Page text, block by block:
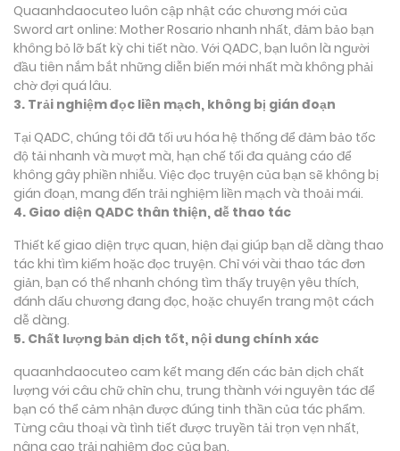
Quaanhdaocuteo luôn cập nhật các chương mới của
Sword art online: Mother Rosario nhanh nhất, đảm bảo bạn
không bỏ lỡ bất kỳ chi tiết nào. Với QADC, bạn luôn là người
đầu tiên nắm bắt những diễn biến mới nhất mà không phải
chờ đợi quá lâu.
3. Trải nghiệm đọc liền mạch, không bị gián đoạn
Tại QADC, chúng tôi đã tối ưu hóa hệ thống để đảm bảo tốc
độ tải nhanh và mượt mà, hạn chế tối đa quảng cáo để
không gây phiền nhiễu. Việc đọc truyện của bạn sẽ không bị
gián đoạn, mang đến trải nghiệm liền mạch và thoải mái.
4. Giao diện QADC thân thiện, dễ thao tác
Thiết kế giao diện trực quan, hiện đại giúp bạn dễ dàng thao
tác khi tìm kiếm hoặc đọc truyện. Chỉ với vài thao tác đơn
giản, bạn có thể nhanh chóng tìm thấy truyện yêu thích,
đánh dấu chương đang đọc, hoặc chuyển trang một cách
dễ dàng.
5. Chất lượng bản dịch tốt, nội dung chính xác
quaanhdaocuteo cam kết mang đến các bản dịch chất
lượng với câu chữ chỉn chu, trung thành với nguyên tác để
bạn có thể cảm nhận được đúng tinh thần của tác phẩm.
Từng câu thoại và tình tiết được truyền tải trọn vẹn nhất,
nâng cao trải nghiệm đọc của bạn.